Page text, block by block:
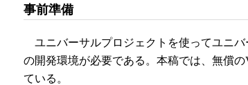
事前準備
ユニバーサルプロジェクトを使ってユニバ
の開発環境が必要である。本稿では、無償の
ている。